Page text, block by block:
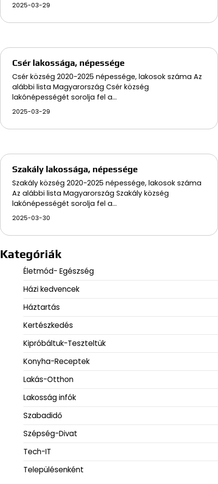
2025-03-29
Csér lakossága, népessége
Csér község 2020-2025 népessége, lakosok száma Az
alábbi lista Magyarország Csér község
lakónépességét sorolja fel a…
2025-03-29
Szakály lakossága, népessége
Szakály község 2020-2025 népessége, lakosok száma
Az alábbi lista Magyarország Szakály község
lakónépességét sorolja fel a…
2025-03-30
Kategóriák
Életmód- Egészség
Házi kedvencek
Háztartás
Kertészkedés
Kipróbáltuk-Teszteltük
Konyha-Receptek
Lakás-Otthon
Lakosság infók
Szabadidő
Szépség-Divat
Tech-IT
Településenként